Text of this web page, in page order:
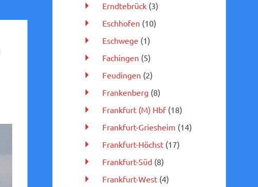
Erndtebrück(3)
Eschhofen (10)
Eschwege (1)
Fachingen (5)
Feudingen (2)
Frankenberg (8)
Frankfurt (M) Hbf(18)
Frankfurt-Griesheim (14)
Frankfurt-Höchst(17)
Frankfurt-Süd(8)
Frankfurt-West(4)